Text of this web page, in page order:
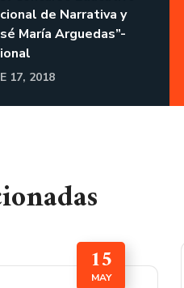
de Narrativa y
María Arguedas”-
17, 2018
15
MAY